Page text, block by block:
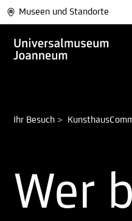
Museen und Standorte
Ihr Besuch >
Wer